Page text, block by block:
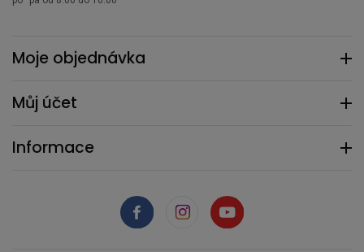
Moje objednávka
Můj účet
Informace